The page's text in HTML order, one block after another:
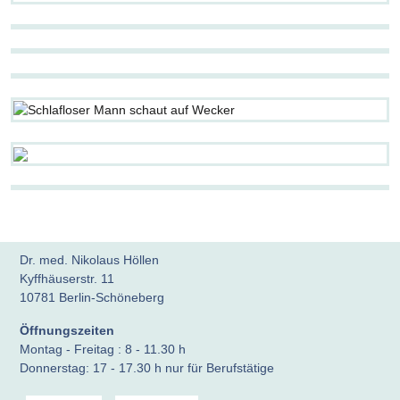
Naturheilverfahren
Weiterlesen …
Untersuchungen und EKG
Vielzahl von Untersuchungsmöglichkeiten.
Weiterlesen …
Rettungsmedizin
Bluttransfusion
Bei Bedarf kann unsere Praxis bei
Bluttransfusionen helfen.
Weiterlesen …
Warum können Sie nicht schlafen?
Wir finden es heraus.
Weiterlesen …
Reisemedizin
Selbstzahlerleistungen
... auch bekannt als IGeL-Leistungen, d.h.
individuelle Gesundheitsleistungen:
Dr. med. Nikolaus Höllen
Kyffhäuserstr. 11
10781 Berlin-Schöneberg
Öffnungszeiten
Montag - Freitag : 8 - 11.30 h
Donnerstag: 17 - 17.30 h nur für Berufstätige